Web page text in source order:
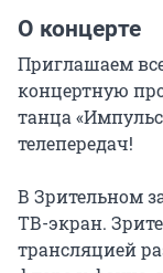
О концерте
Приглашаем
концертную
танца
телепередач!
В Зрительном
ТВ-экран.
трансляцией